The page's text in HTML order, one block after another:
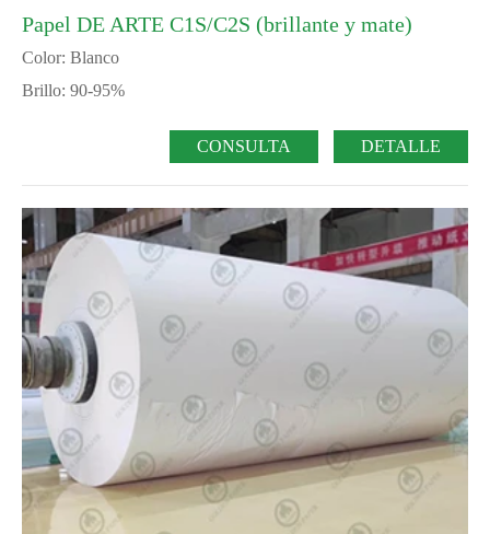
Papel DE ARTE C1S/C2S (brillante y mate)
Color: Blanco
Brillo: 90-95%
CONSULTA DETALLE